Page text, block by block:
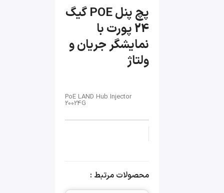
پچ پنل POE گیگ
24 پورت با
نمایشگر جریان و
ولتاژ
PoE LAND Hub Injector
20024G
محصولات مرتبط :